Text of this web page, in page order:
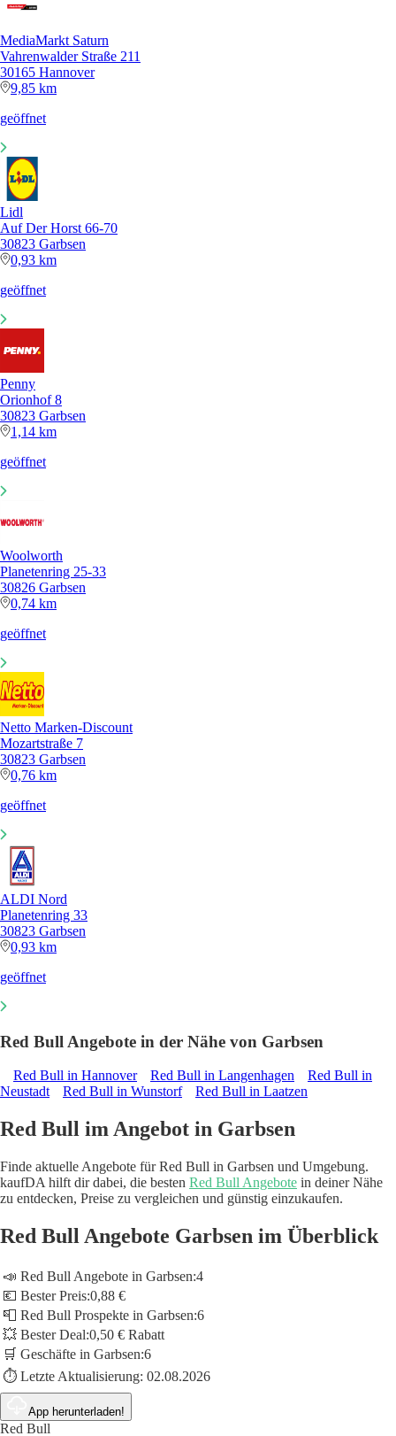
MediaMarkt Saturn
Vahrenwalder Straße 211
30165 Hannover
9,85 km
geöffnet
Lidl
Auf Der Horst 66-70
30823 Garbsen
0,93 km
geöffnet
Penny
Orionhof 8
30823 Garbsen
1,14 km
geöffnet
Woolworth
Planetenring 25-33
30826 Garbsen
0,74 km
geöffnet
Netto Marken-Discount
Mozartstraße 7
30823 Garbsen
0,76 km
geöffnet
ALDI Nord
Planetenring 33
30823 Garbsen
0,93 km
geöffnet
Red Bull Angebote in der Nähe von Garbsen
Red Bull in Hannover Red Bull in Langenhagen
Red Bull in
Neustadt
Red Bull in Wunstorf Red Bull in Laatzen
Red Bull im Angebot in Garbsen
Finde aktuelle Angebote für Red Bull in Garbsen und Umgebung.
kaufDA hilft dir dabei, die besten Red Bull Angebote in deiner Nähe
zu entdecken, Preise zu vergleichen und günstig einzukaufen.
Red Bull Angebote Garbsen im Überblick
📣 Red Bull Angebote in Garbsen:4
💶 Bester Preis:0,88 €
📮 Red Bull Prospekte in Garbsen:6
💥 Bester Deal:0,50 € Rabatt
🛒 Geschäfte in Garbsen:6
⏱️ Letzte Aktualisierung: 02.08.2026
App herunterladen!
Red Bull